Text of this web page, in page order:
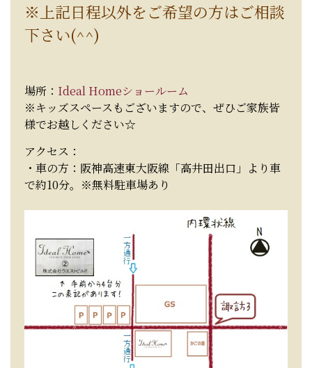
※上記日程以外をご希望の方はご相談
下さい(^^)
場所： Ideal Homeショールーム
※キッズスペースもございますので、ぜひご家族皆
様でお越しください☆
アクセス：
・車の方：阪神高速東大阪線「高井田出口」より車
で約10分。※無料駐車場あり